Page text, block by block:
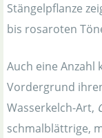
Stängelpflanze
bis rosaroten
Auch eine Anzahl
Vordergrund
Wasserkelch-Art,
schmalblättrige,